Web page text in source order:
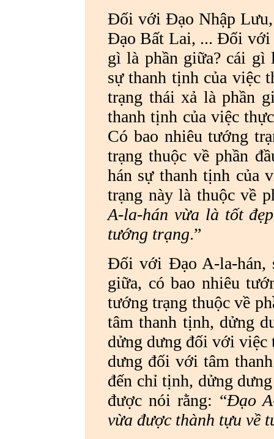
Đối với Đạo Nhập
Đạo Bất Lai, ... Đối với
gì là phần giữa? cái
sự thanh tịnh của việc
trạng thái xả là phần
thanh tịnh của việc
Có bao nhiêu tướng
trạng thuộc về phần
hán sự thanh tịnh của
trạng này là thuộc về
A-la-hán vừa là tốt
tướng trạng.”
Đối với Đạo A-la-hán,
giữa, có bao nhiêu
tướng trạng thuộc về
tâm thanh tịnh, dửng
dửng dưng đối với việc
dưng đối với tâm
đến chỉ tịnh, dửng
được nói rằng: “Đạo
vừa được thành tựu về